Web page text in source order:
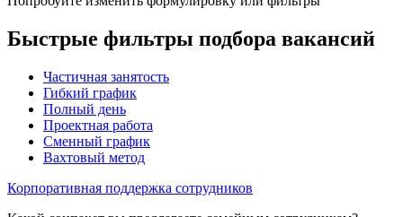
Быстрые фильтры подбора вакансий
Частичная занятость
Гибкий график
Полный день
Проектная работа
Сменный график
Вахтовый метод
Корпоративная поддержка сотрудников